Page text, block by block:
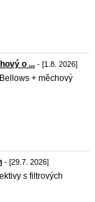
o ... - [1.8. 2026]
+ měchový
- [29.7. 2026]
s filtrových